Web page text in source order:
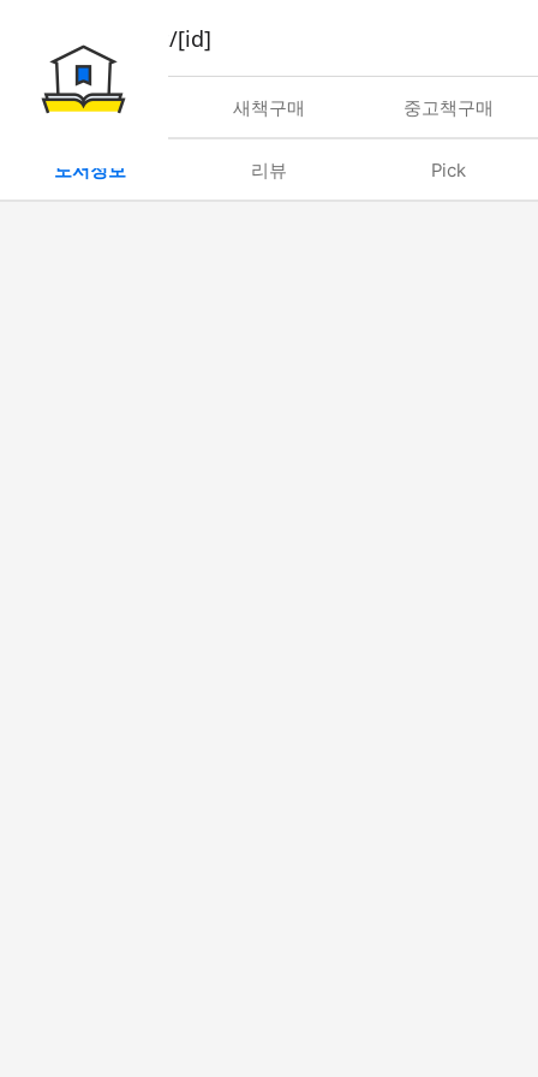
book/rent/[id]
대여 새책구매 중고책구매
도서정보 리뷰 Pick